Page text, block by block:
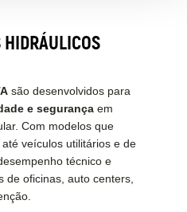
são desenvolvidos para
e segurança em
Com modelos que
veículos utilitários e de
técnico e
de oficinas, auto centers,